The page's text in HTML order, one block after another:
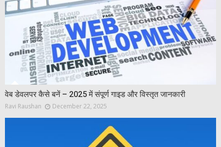
वेब डेवलपर कैसे बनें – 2025 में संपूर्ण गाइड और विस्तृत जानकारी
Ravi Raushan December 22, 2025